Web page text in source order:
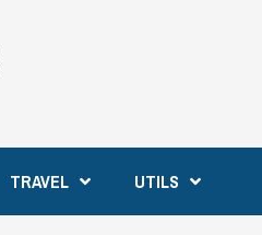
TRAVEL UTILS